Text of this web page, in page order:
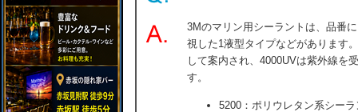
3Mのマリン用シーラントは、品番
視した1液型タイプなどがあります
して案内され、4000UVは紫外線を
す。
5200：ポリウレタン系シー